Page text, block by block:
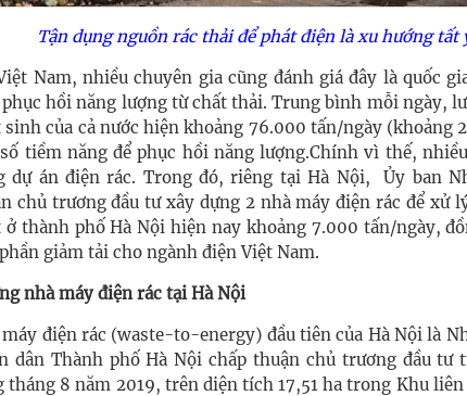
Tận dụng nguồn rác thải để phát điện là xu hướng
Nam, nhiều chuyên gia cũng đánh giá đây là quốc
hồi năng lượng từ chất thải. Trung bình mỗi ngày,
sinh của cả nước hiện khoảng 76.000 tấn/ngày (khoảng
tiềm năng để phục hồi năng lượng.Chính vì thế,
dự án điện rác. Trong đó, riêng tại Hà Nội, Ủy ban
chủ trương đầu tư xây dựng 2 nhà máy điện rác để xử
ở thành phố Hà Nội hiện nay khoảng 7.000 tấn/ngày,
giảm tải cho ngành điện Việt Nam.
nhà máy điện rác tại Hà Nội
điện rác (waste-to-energy) đầu tiên của Hà Nội là
dân Thành phố Hà Nội chấp thuận chủ trương đầu tư
tháng 8 năm 2019, trên diện tích 17,51 ha trong Khu